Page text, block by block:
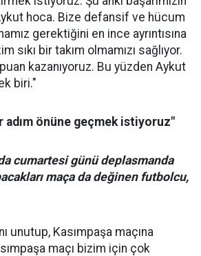
hoca. Bize defansif ve hücum
gerektiğini en ince ayrıntısına
sıkı bir takım olmamızı sağlıyor.
kazanıyoruz. Bu yüzden Aykut
biri."
adım önüne geçmek istiyoruz"
cumartesi günü deplasmanda
maça da değinen futbolcu,
unutup, Kasımpaşa maçına
maçı bizim için çok